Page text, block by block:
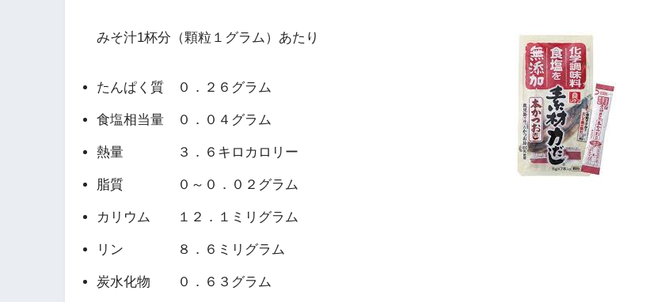
みそ汁1杯分（顆粒１グラム）あたり
たんぱく質 ０．２６グラム
食塩相当量 ０．０４グラム
熱量 ３．６キロカロリー
脂質 ０～０．０２グラム
カリウム １２．１ミリグラム
リン ８．６ミリグラム
炭水化物 ０．６３グラム